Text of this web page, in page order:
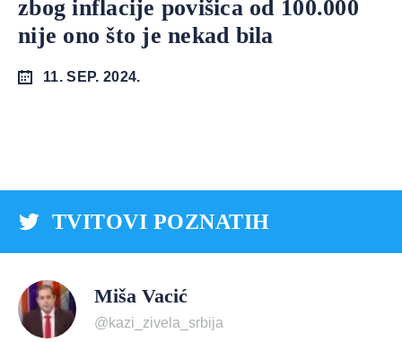
zbog inflacije povišica od 100.000
nije ono što je nekad bila
11. SEP. 2024.
TVITOVI POZNATIH
Miša Vacić
@kazi_zivela_srbija